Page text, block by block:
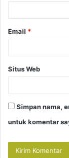
Email *
Situs Web
Simpan nama,
untuk komentar